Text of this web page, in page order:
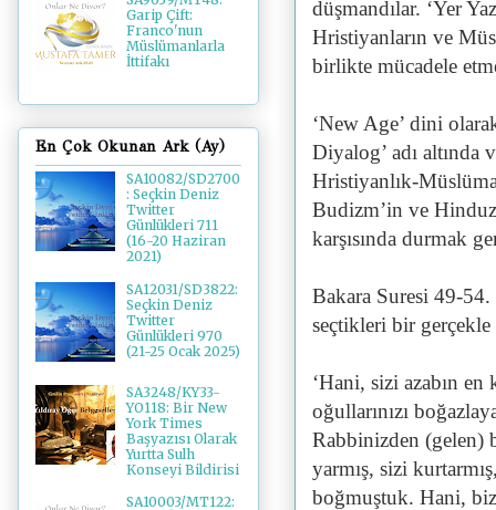
düşmandılar. ‘Yer
Hristiyanların ve
birlikte mücadele
‘New Age’ dini
Diyalog’ adı
Hristiyanlık-
Budizm’in ve
karşısında durmak
Bakara Suresi 49-54.
seçtikleri bir
‘Hani, sizi azabın en
oğullarınızı
Rabbinizden (gelen)
yarmış, sizi
boğmuştuk. Hani,
Garip Çift:
Franco'nun
Müslümanlarla
İttifakı
En Çok Okunan Ark (Ay)
SA10082/SD2700
: Seçkin Deniz
Twitter
Günlükleri 711
(16-20 Haziran
2021)
SA12031/SD3822:
Seçkin Deniz
Twitter
Günlükleri 970
(21-25 Ocak 2025)
SA3248/KY33-
YO118: Bir New
York Times
Başyazısı Olarak
Yurtta Sulh
Konseyi Bildirisi
SA10003/MT122: